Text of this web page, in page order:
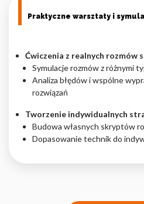
Praktyczne warsztaty i
Ćwiczenia z realnych rozmów
Symulacje rozmów z różnymi
Analiza błędów i wspólne
rozwiązań
Tworzenie indywidualnych
Budowa własnych skryptów
Dopasowanie technik do